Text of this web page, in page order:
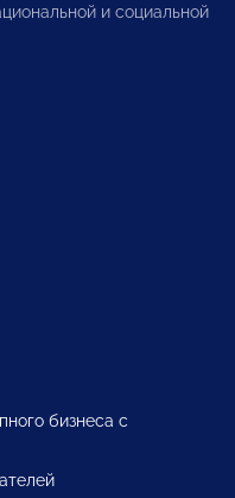
и социальной
бизнеса с